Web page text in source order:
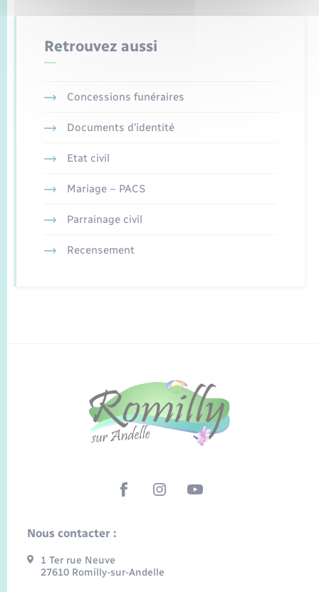
Retrouvez aussi
Concessions funéraires
Documents d’identité
Etat civil
Mariage – PACS
Parrainage civil
Recensement
Nous contacter :
1 Ter rue Neuve
27610 Romilly-sur-Andelle